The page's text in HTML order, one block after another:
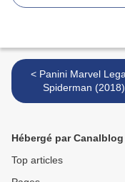
< Panini Marvel Legacy
Spiderman (2018)
Hébergé par Canalblog
Top articles